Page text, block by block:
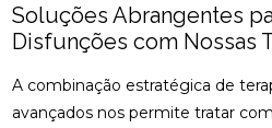
Soluções Abrangentes
Disfunções com Nossas
A combinação estratégica de
avançados nos permite tratar